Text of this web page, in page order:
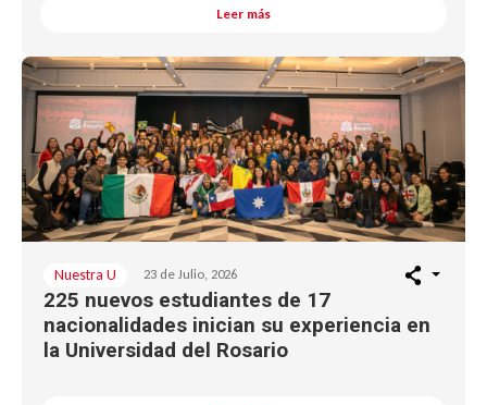
Leer más
Nuestra U
225 nuevos estudiantes de 17
nacionalidades inician su experiencia en
la Universidad del Rosario
23 de Julio, 2026